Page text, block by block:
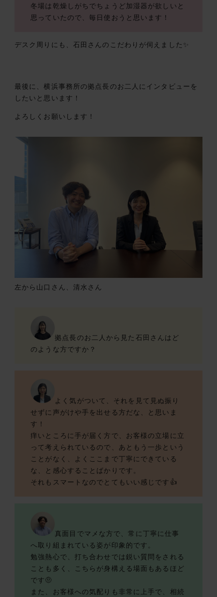
冬場は乾燥しがちでちょうど加湿器が欲しいと
思っていたので、毎日使おうと思います！
デスク周りにも、石田さんのこだわりが伺えました✨
最後に、横浜事務所の拠点長のお二人にインタビューを
したいと思います！
よろしくお願いします！
左から山口さん、清水さん
拠点長のお二人から見た石田さんはど
のような方ですか？
よく気がついて、それを見て見ぬ振り
せずに声がけや手を出せる方だな、と思いま
す！
痒いところに手が届く方で、お客様の立場に立
って考えられているので、あともう一歩という
ことがなく、よくここまで丁寧にできている
な、と感心することばかりです。
それもスマートなのでとてもいい感じです👍
真面目でマメな方で、常に丁寧に仕事
へ取り組まれている姿が印象的です。
勉強熱心で、打ち合わせでは鋭い質問をされる
ことも多く、こちらが身構える場面もあるほど
です🤨
また、お客様への気配りも非常に上手で、相続